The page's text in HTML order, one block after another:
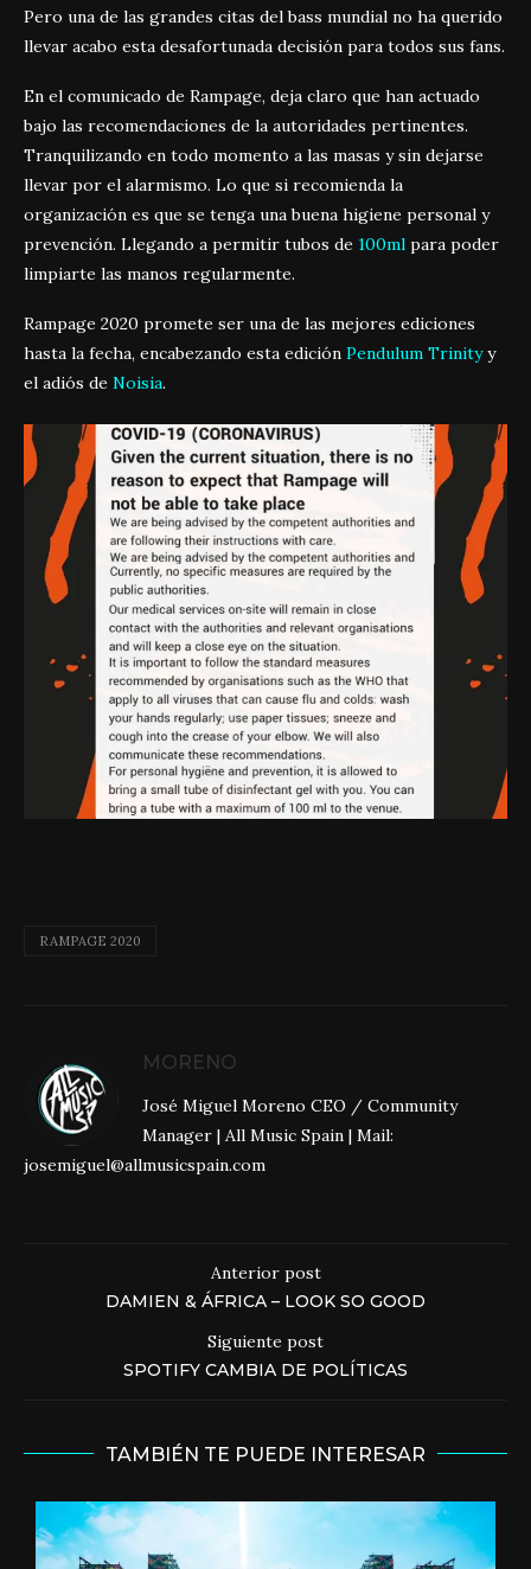
Pero una de las grandes citas del bass mundial no ha querido
llevar acabo esta desafortunada decisión para todos sus fans.
En el comunicado de Rampage, deja claro que han actuado
bajo las recomendaciones de la autoridades pertinentes.
Tranquilizando en todo momento a las masas y sin dejarse
llevar por el alarmismo. Lo que si recomienda la
organización es que se tenga una buena higiene personal y
prevención. Llegando a permitir tubos de 100ml para poder
limpiarte las manos regularmente.
Rampage 2020 promete ser una de las mejores ediciones
hasta la fecha, encabezando esta edición Pendulum Trinityy
el adiós de Noisia.
RAMPAGE 2020
MORENO
José Miguel Moreno CEO / Community
Manager | All Music Spain | Mail:
josemiguel@allmusicspain.com
Anterior post
DAMIEN & ÁFRICA – LOOK SO GOOD
Siguiente post
SPOTIFY CAMBIA DE POLÍTICAS
TAMBIÉN TE PUEDE INTERESAR